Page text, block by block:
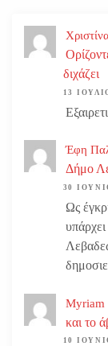
διχάζει
13
Έφη
Δήμο
30
Ως
Myriam
και το
10